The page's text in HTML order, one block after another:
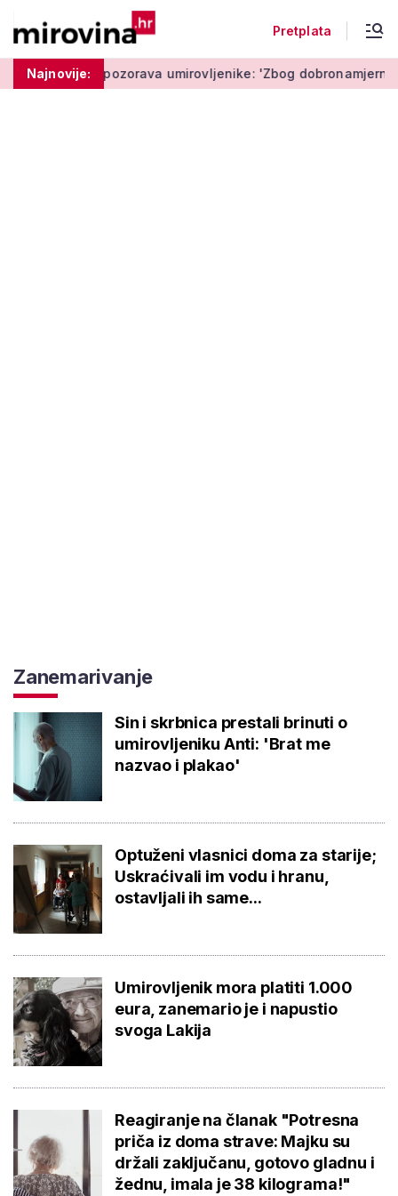
Pretplata
Najnovije:
Policija upozorava umirovljenike: 'Zbog dobronamjernosti
Zanemarivanje
Sin i skrbnica prestali brinuti o
umirovljeniku Anti: 'Brat me
nazvao i plakao'
Optuženi vlasnici doma za starije;
Uskraćivali im vodu i hranu,
ostavljali ih same...
Umirovljenik mora platiti 1.000
eura, zanemario je i napustio
svoga Lakija
Reagiranje na članak "Potresna
priča iz doma strave: Majku su
držali zaključanu, gotovo gladnu i
žednu, imala je 38 kilograma!"